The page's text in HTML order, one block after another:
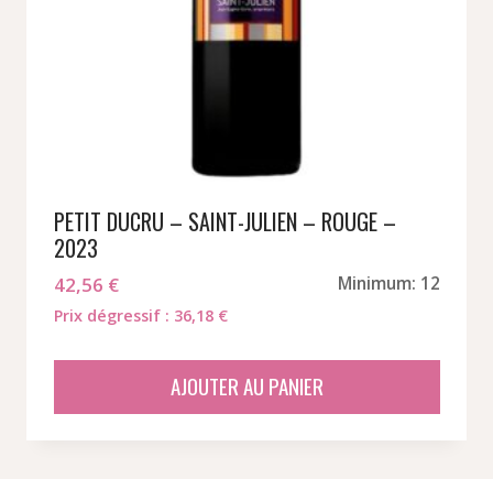
PETIT DUCRU – SAINT-JULIEN – ROUGE –
2023
42,56 € Minimum: 12
Prix dégressif : 36,18 €
AJOUTER AU PANIER